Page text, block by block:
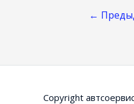
←
Copyright